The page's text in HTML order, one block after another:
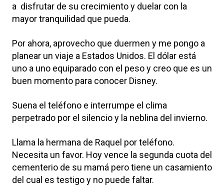
a disfrutar de su crecimiento y duelar con la
mayor tranquilidad que pueda.
Por ahora, aprovecho que duermen y me pongo a
planear un viaje a Estados Unidos. El dólar está
uno a uno equiparado con el peso y creo que es un
buen momento para conocer Disney.
Suena el teléfono e interrumpe el clima
perpetrado por el silencio y la neblina del invierno.
Llama la hermana de Raquel por teléfono.
Necesita un favor. Hoy vence la segunda cuota del
cementerio de su mamá pero tiene un casamiento
del cual es testigo y no puede faltar.